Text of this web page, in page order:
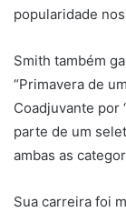
popularidade
Smith também
“Primavera de
Coadjuvante por
parte de um
ambas as
Sua carreira foi